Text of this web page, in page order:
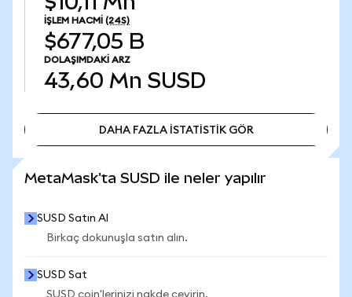
İŞLEM HACMI (24S)
$677,05 B
DOLAŞIMDAKI ARZ
43,60 Mn SUSD
DAHA FAZLA İSTATİSTİK GÖR
MetaMask'ta SUSD ile neler yapılır
SUSD Satın Al
Birkaç dokunuşla satın alın.
SUSD Sat
SUSD coin'lerinizi nakde çevirin.